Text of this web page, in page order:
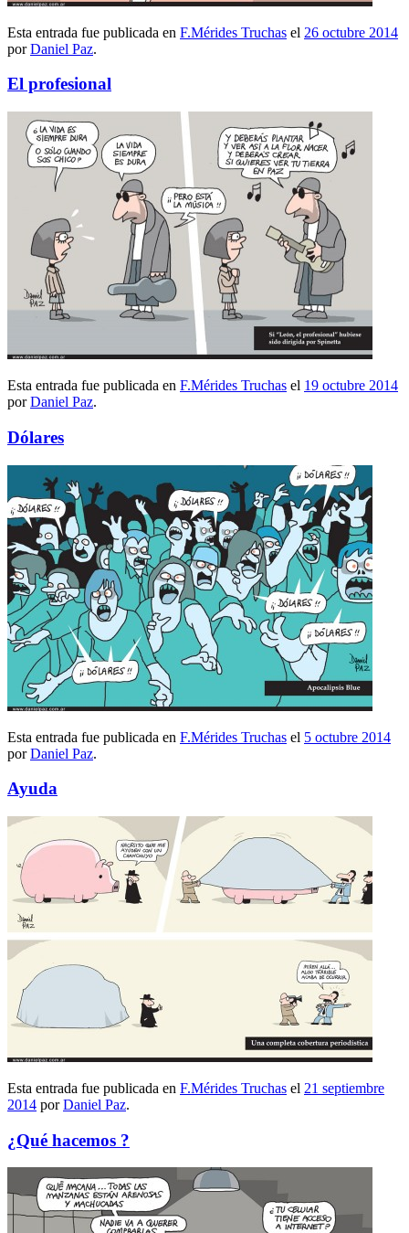
Esta entrada fue publicada en F.Mérides Truchas el 26 octubre 2014
porDaniel Paz.
El profesional
Esta entrada fue publicada en F.Mérides Truchas el 19 octubre 2014
porDaniel Paz.
Dólares
Esta entrada fue publicada en F.Mérides Truchas el 5 octubre 2014
porDaniel Paz.
Ayuda
Esta entrada fue publicada en F.Mérides Truchas el 21 septiembre
2014 porDaniel Paz.
¿Qué hacemos ?